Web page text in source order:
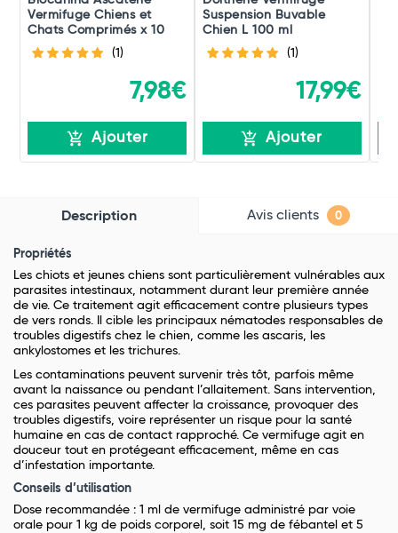
Vermifuge Chiens et
Chats Comprimés x 10
(1)
7,98€
Ajouter
Suspension Buvable
Chien L 100 ml
(1)
17,99€
Ajouter
Description Avis clients 0
Propriétés
Les chiots et jeunes chiens sont particulièrement vulnérables aux
parasites intestinaux, notamment durant leur première année
de vie. Ce traitement agit efficacement contre plusieurs types
de vers ronds. Il cible les principaux nématodes responsables de
troubles digestifs chez le chien, comme les ascaris, les
ankylostomes et les trichures.
Les contaminations peuvent survenir très tôt, parfois même
avant la naissance ou pendant l’allaitement. Sans intervention,
ces parasites peuvent affecter la croissance, provoquer des
troubles digestifs, voire représenter un risque pour la santé
humaine en cas de contact rapproché. Ce vermifuge agit en
douceur tout en protégeant efficacement, même en cas
d’infestation importante.
Conseils d’utilisation
Dose recommandée : 1 ml de vermifuge administré par voie
orale pour 1 kg de poids corporel, soit 15 mg de fébantel et 5